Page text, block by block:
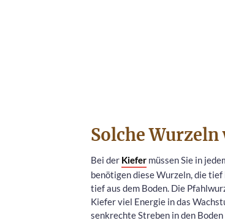
Solche
Bei der Kiefer müssen Sie in
benötigen diese Wurzeln, die
tief aus dem Boden. Die
Kiefer viel Energie in das
senkrechte Streben in den